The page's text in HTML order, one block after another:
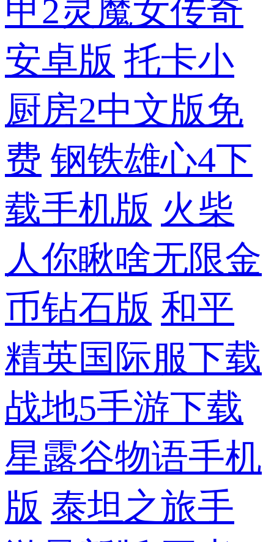
甲2灵魔女传奇
安卓版 托卡小
厨房2中文版免
费 钢铁雄心4下
载手机版 火柴
人你瞅啥无限金
币钻石版 和平
精英国际服下载
战地5手游下载
星露谷物语手机
版 泰坦之旅手